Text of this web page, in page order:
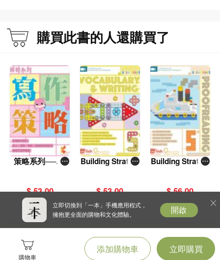
購物車
添加購物車 立即購買
購買此書的人還購買了
策略系列──寫
$ 53.00
Building Strateg
$ 53.00
Building Strateg
$ 56.00
立即切換到「一本」手機應用程式，
擁抱更全面的購物和文化體驗。
開啟